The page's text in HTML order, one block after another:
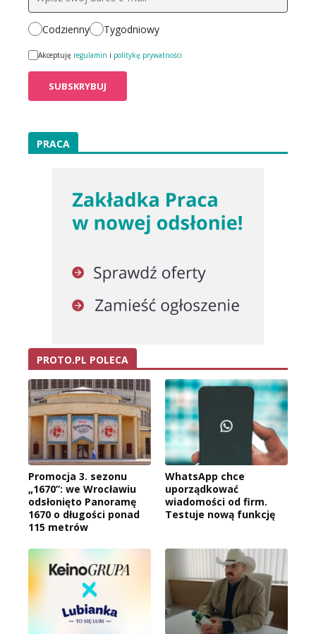
Codzienny Tygodniowy
Akceptuję regulamin i politykę prywatności
PRACA
PROTO.PL POLECA
Promocja 3. sezonu
„1670”: we Wrocławiu
odsłonięto Panoramę
1670 o długości ponad
115 metrów
WhatsApp chce
uporządkować
wiadomości od firm.
Testuje nową funkcję